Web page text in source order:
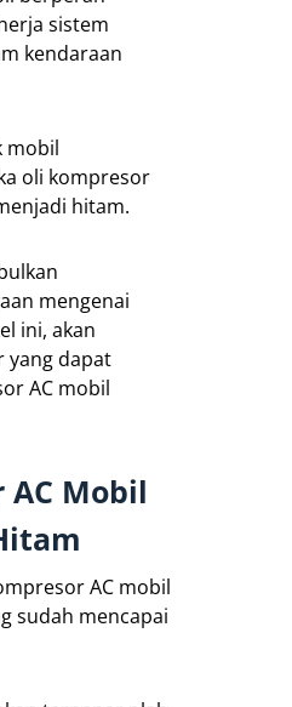
sistem
kendaraan
mobil
oli kompresor
hitam.
mengenai
ini, akan
yang dapat
AC mobil
Mobil
AC mobil
sudah mencapai